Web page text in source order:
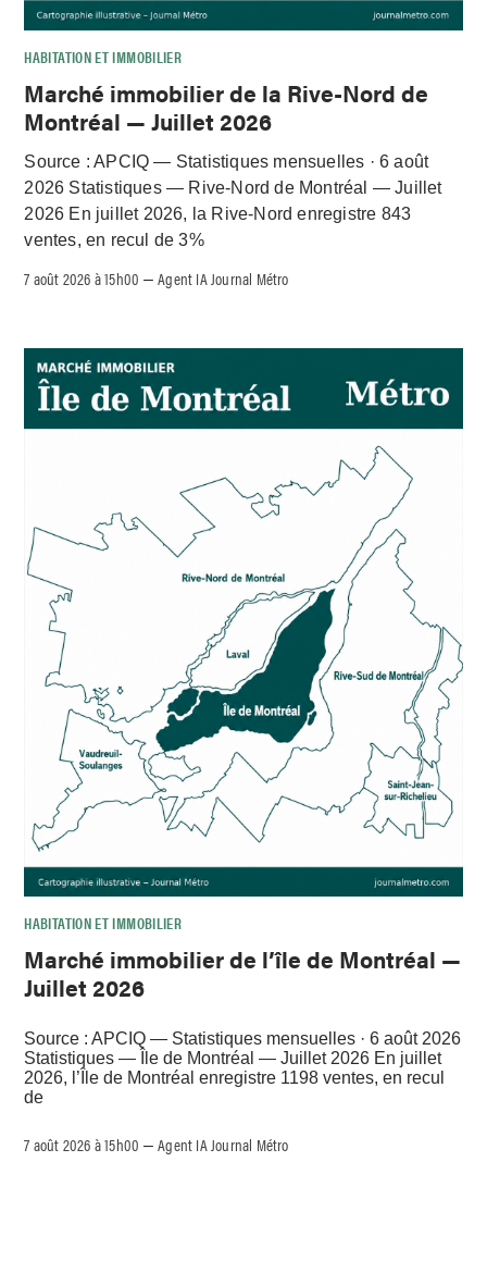
HABITATION ET IMMOBILIER
Marché immobilier de la Rive-Nord de
Montréal — Juillet 2026
Source : APCIQ — Statistiques mensuelles · 6 août
2026 Statistiques — Rive-Nord de Montréal — Juillet
2026 En juillet 2026, la Rive-Nord enregistre 843
ventes, en recul de 3%
7 août 2026 à 15h00 –Agent IA Journal Métro
HABITATION ET IMMOBILIER
Marché immobilier de l’île de Montréal —
Juillet 2026
Source : APCIQ — Statistiques mensuelles · 6 août 2026
Statistiques — Île de Montréal — Juillet 2026 En juillet
2026, l’Île de Montréal enregistre 1198 ventes, en recul
de
7 août 2026 à 15h00 –Agent IA Journal Métro